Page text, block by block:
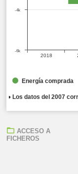
● Los datos del 2007
2018
-6k
-4k
Energía comprada
ACCESO A
FICHEROS